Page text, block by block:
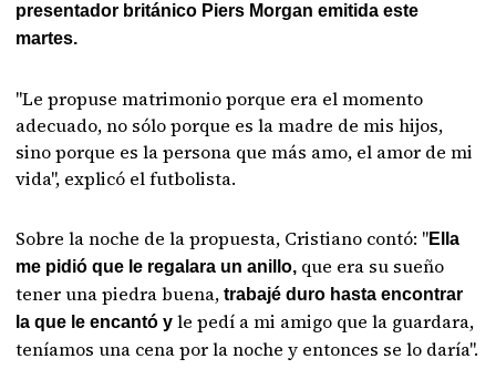
presentador británico Piers Morgan emitida este
martes.
"Le propuse matrimonio porque era el momento
adecuado, no sólo porque es la madre de mis hijos,
sino porque es la persona que más amo, el amor de mi
vida", explicó el futbolista.
Sobre la noche de la propuesta, Cristiano contó: "Ella
me pidió que le regalara un anillo, que era su sueño
tener una piedra buena,trabajé duro hasta encontrar
la que le encantó y le pedí a mi amigo que la guardara,
teníamos una cena por la noche y entonces se lo daría".